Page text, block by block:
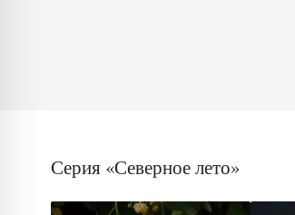
Серия «Северное лето»